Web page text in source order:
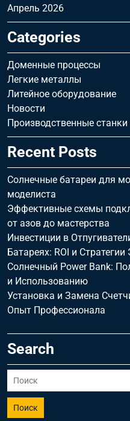
Апрель 2026
Categories
Доменные процессы
Легкие металлы
Литейное оборудование
Новости
Производственные станки
Recent Posts
Солнечные батареи для
моделиста
Эффективные схемы
от азов до мастерства
Инвестиции в
Батареях: ROI и
Солнечный Power Bank:
и Использованию
Установка и Замена
Опыт Профессионала
Search
Поиск